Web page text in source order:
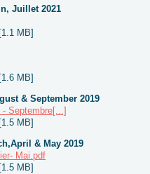
Juillet 2021
MB]
MB]
& September 2019
Septembre[...]
MB]
& May 2019
Mai.pdf
MB]